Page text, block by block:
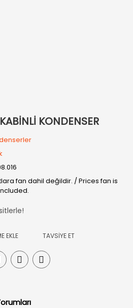
KONDENSER
fan dahil değildir. / Prices fan is
TAVSİYE ET